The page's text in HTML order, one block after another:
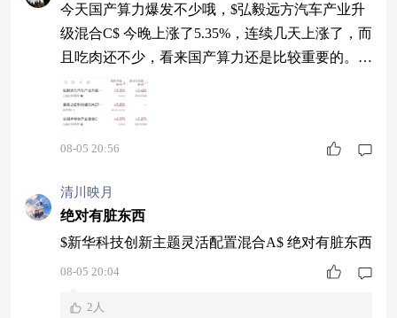
今天国产算力爆发不少哦，$弘毅远方汽车产业升
级混合C$ 今晚上涨了5.35%，连续几天上涨了，而
且吃肉还不少，看来国产算力还是比较重要的。
$新华科技创新主题灵活配置混合A$ $中邮新思路
灵活配置混合C$ $天弘中证全指通信设备指数发起
C$ #传美国拟禁进口中国新型数据中心设备#
08-05 20:56
清川映月
绝对有脏东西
$新华科技创新主题灵活配置混合A$ 绝对有脏东西
08-05 20:04
2人